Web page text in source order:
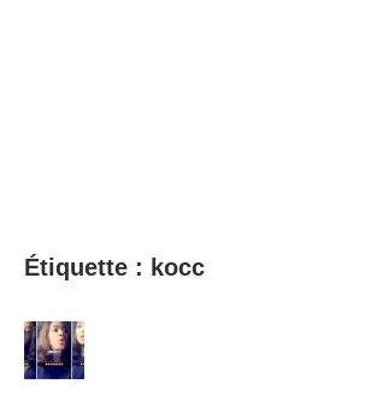
Étiquette : kocc